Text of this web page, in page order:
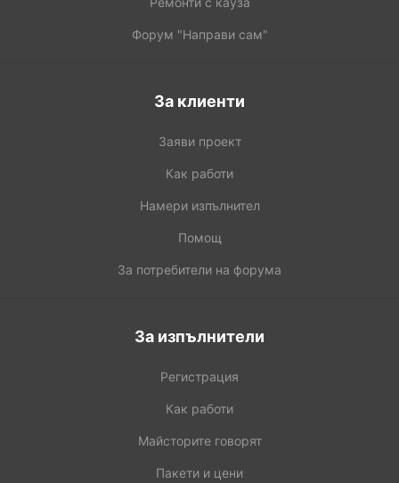
Форум "Направи сам"
За клиенти
Заяви проект
Как работи
Намери изпълнител
Помощ
За потребители на форума
За изпълнители
Регистрация
Как работи
Майсторите говорят
Пакети и цени